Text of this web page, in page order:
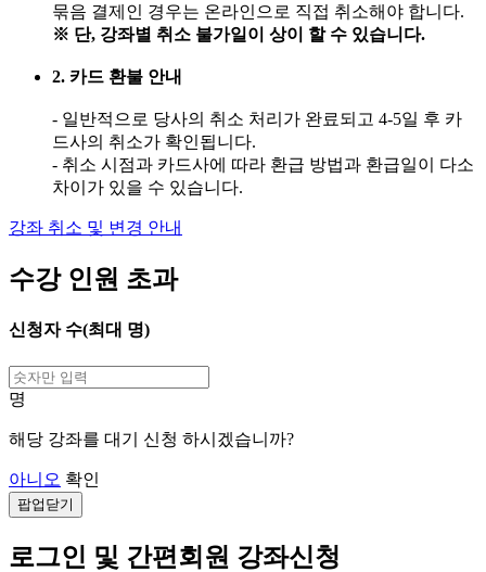
묶음 결제인 경우는 온라인으로 직접 취소해야 합니다.
※ 단, 강좌별 취소 불가일이 상이 할 수 있습니다.
2. 카드 환불 안내
- 일반적으로 당사의 취소 처리가 완료되고 4-5일 후 카
드사의 취소가 확인됩니다.
- 취소 시점과 카드사에 따라 환급 방법과 환급일이 다소
차이가 있을 수 있습니다.
강좌 취소 및 변경 안내
수강 인원 초과
신청자 수(최대 명)
명
해당 강좌를 대기 신청 하시겠습니까?
아니오 확인
팝업닫기
로그인 및 간편회원 강좌신청